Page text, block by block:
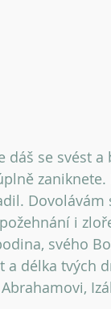
dáš se svést a
zaniknete.
Dovolávám
i
svého
délka tvých